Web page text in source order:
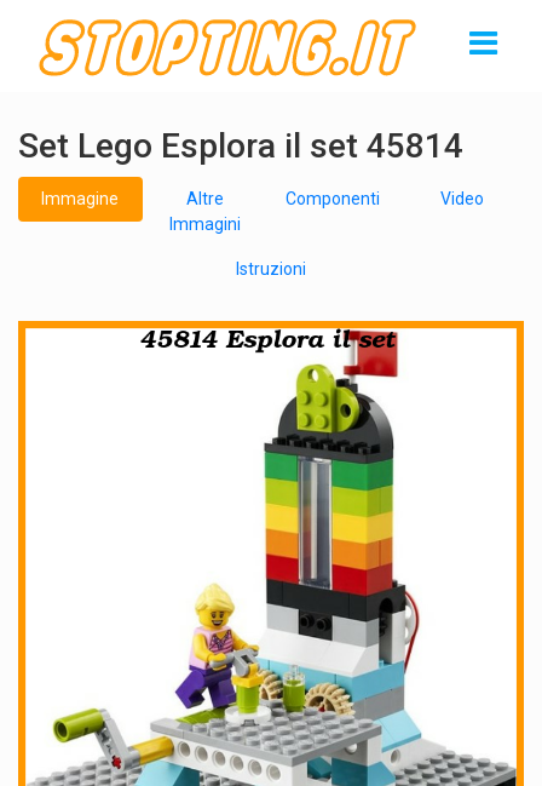
Set Lego Esplora il set 45814
Immagine
Altre
Immagini
Componenti Video
Istruzioni